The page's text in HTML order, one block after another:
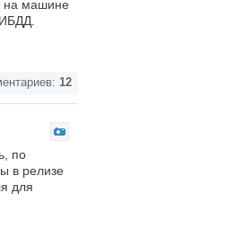
на машине
12
по
в релизе
для